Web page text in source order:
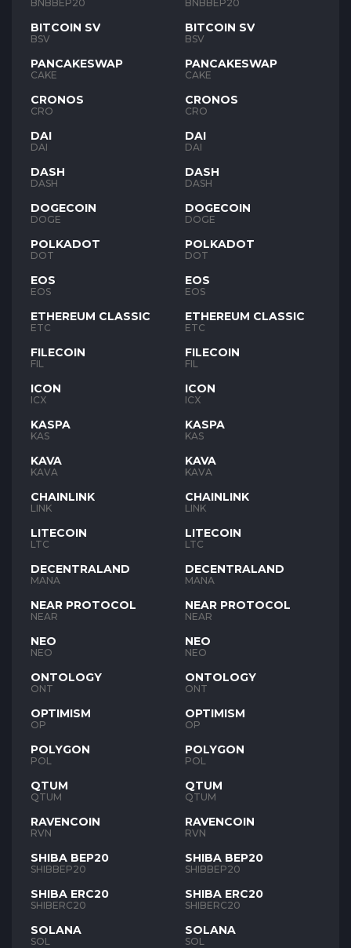
BNBBEP20
BITCOIN SV
BSV
PANCAKESWAP
CAKE
CRONOS
CRO
DAI
DAI
DASH
DASH
DOGECOIN
DOGE
POLKADOT
DOT
EOS
EOS
ETHEREUM CLASSIC
ETC
FILECOIN
FIL
ICON
ICX
KASPA
KAS
KAVA
KAVA
CHAINLINK
LINK
LITECOIN
LTC
DECENTRALAND
MANA
NEAR PROTOCOL
NEAR
NEO
NEO
ONTOLOGY
ONT
OPTIMISM
OP
POLYGON
POL
QTUM
QTUM
RAVENCOIN
RVN
SHIBA BEP20
SHIBBEP20
SHIBA ERC20
SHIBERC20
SOLANA
SOL
BNBBEP20
BITCOIN SV
BSV
PANCAKESWAP
CAKE
CRONOS
CRO
DAI
DAI
DASH
DASH
DOGECOIN
DOGE
POLKADOT
DOT
EOS
EOS
ETHEREUM CLASSIC
ETC
FILECOIN
FIL
ICON
ICX
KASPA
KAS
KAVA
KAVA
CHAINLINK
LINK
LITECOIN
LTC
DECENTRALAND
MANA
NEAR PROTOCOL
NEAR
NEO
NEO
ONTOLOGY
ONT
OPTIMISM
OP
POLYGON
POL
QTUM
QTUM
RAVENCOIN
RVN
SHIBA BEP20
SHIBBEP20
SHIBA ERC20
SHIBERC20
SOLANA
SOL